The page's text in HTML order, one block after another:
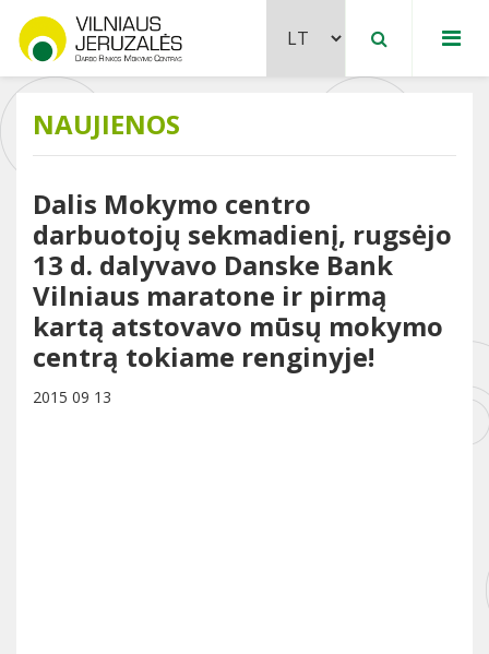
NAUJIENOS
Dalis Mokymo centro
darbuotojų sekmadienį, rugsėjo
13 d. dalyvavo Danske Bank
Vilniaus maratone ir pirmą
kartą atstovavo mūsų mokymo
centrą tokiame renginyje!
2015 09 13